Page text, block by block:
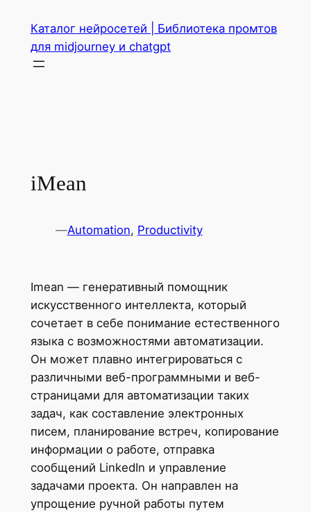
содержимому
Каталог нейросетей | Библиотека промтов
для midjourney и chatgpt
iMean
—Automation, Productivity
Imean — генеративный помощник
искусственного интеллекта, который
сочетает в себе понимание естественного
языка с возможностями автоматизации.
Он может плавно интегрироваться с
различными веб-программными и веб-
страницами для автоматизации таких
задач, как составление электронных
писем, планирование встреч, копирование
информации о работе, отправка
сообщений LinkedIn и управление
задачами проекта. Он направлен на
упрощение ручной работы путем